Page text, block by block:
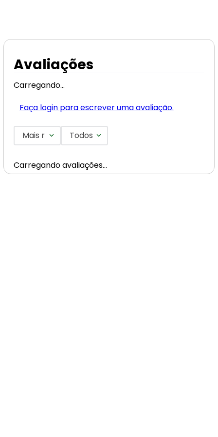
Avaliações
Carregando…
Faça login para escrever uma avaliação.
Mais recentesTodos
Carregando avaliações…